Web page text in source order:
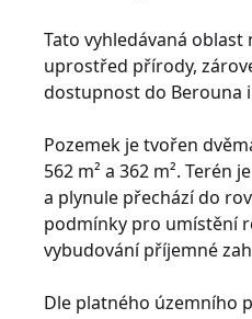
Tato vyhledávaná
uprostřed přírody,
dostupnost do Berouna i
Pozemek je tvořen
562 m² a 362 m². Terén
a plynule přechází do
podmínky pro umístění
vybudování příjemné
Dle platného územního